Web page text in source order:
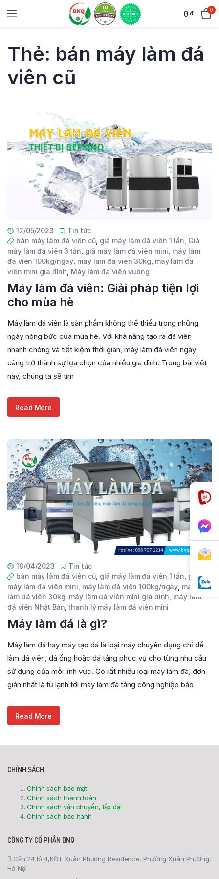
0 ₫ 0
Thẻ: bán máy làm đá
viên cũ
12/05/2023
Tin tức
bán máy làm đá viên cũ, giá máy làm đá viên 1 tấn Giá
máy làm đá viên 3 tấn giá máy làm đá viên mini máy làm
đá viên 100kg/ngày máy làm đá viên 30kg máy làm đá
viên mini gia đình Máy làm đá viên vuông
Máy làm đá viên: Giải pháp tiện lợi
cho mùa hè
Máy làm đá viên là sản phẩm không thể thiếu trong những
ngày nóng bức của mùa hè. Với khả năng tạo ra đá viên
nhanh chóng và tiết kiệm thời gian, máy làm đá viên ngày
càng trở thành sự lựa chọn của nhiều gia đình. Trong bài viết
này, chúng ta sẽ tìm
Read More
18/04/2023
Tin tức
bán máy làm đá viên cũ, giá máy làm đá viên 1 tấn giá
máy làm đá viên mini máy làm đá viên 100kg/ngày máy
làm đá viên 30kg máy làm đá viên mini gia đình máy làm
đá viên Nhật Bản ,thanh lý máy làm đá viên mini
Máy làm đá là gì?
Máy làm đá hay máy tạo đá là loại máy chuyên dụng chỉ để
làm đá viên, đá ống hoặc đá tảng phục vụ cho từng nhu cầu
sử dụng của mỗi lĩnh vực. Có rất nhiều loại máy làm đá, đơn
giản nhất là tủ lạnh tới máy làm đá tảng công nghiệp bảo
Read More
CHÍNH SÁCH
Chính sách bảo mật
Chính sách thanh toán
Chính sách vận chuyển, lắp đặt
Chính sách bảo hành
CÔNG TY CỔ PHẦN BNQ
Căn 24 lô 4,KĐT Xuân Phương Residence, Phường Xuân Phương,
Hà Nội